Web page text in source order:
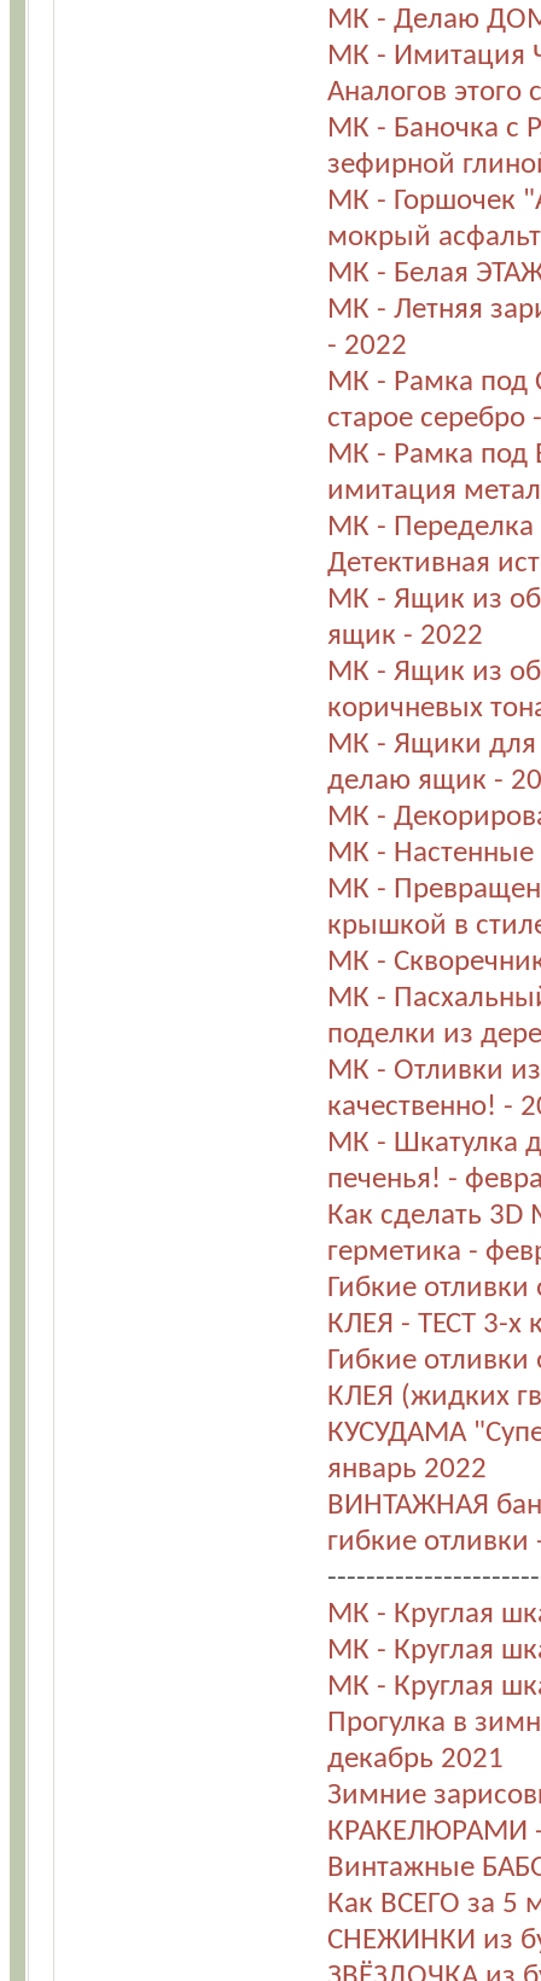
МК - Делаю
МК - Имитация
Аналогов этого
МК - Баночка с
зефирной
МК - Горшочек
мокрый
МК - Белая
МК - Летняя
- 2022
МК - Рамка под
старое серебро
МК - Рамка под
имитация
МК - Переделка
Детективная
МК - Ящик из
ящик - 2022
МК - Ящик из
коричневых
МК - Ящики для
делаю ящик -
МК -
МК - Настенные
МК -
крышкой в
МК -
МК -
поделки из
МК - Отливки
качественно! -
МК - Шкатулка
печенья! -
Как сделать
герметика -
Гибкие
КЛЕЯ - ТЕСТ 3-х
Гибкие
КЛЕЯ (жидких
КУСУДАМА
январь 2022
ВИНТАЖНАЯ
гибкие отливки
МК - Круглая
МК - Круглая
МК - Круглая
Прогулка в
декабрь 2021
Зимние
КРАКЕЛЮРАМИ -
Винтажные
Как ВСЕГО за 5
СНЕЖИНКИ из